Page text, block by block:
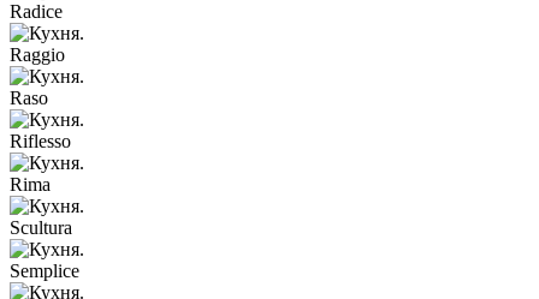
Radice
Raggio
Raso
Riflesso
Rima
Scultura
Semplice